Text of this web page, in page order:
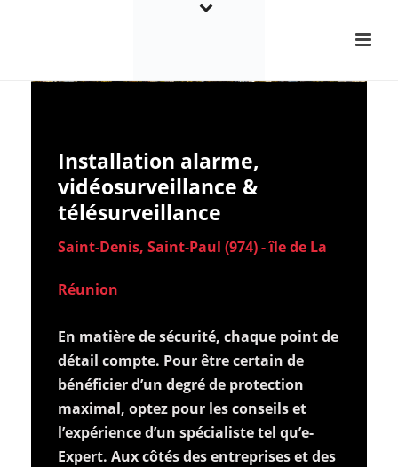
Installation alarme,
vidéosurveillance &
télésurveillance
Saint-Denis, Saint-Paul (974) - île de La
Réunion
En matière de sécurité, chaque point de
détail compte. Pour être certain de
bénéficier d’un degré de protection
maximal, optez pour les conseils et
l’expérience d’un spécialiste tel qu’e-
Expert. Aux côtés des entreprises et des